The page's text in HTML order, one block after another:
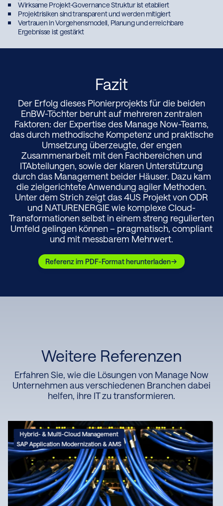
Lernzyklen sind verkürzt, Agilität und Veränderungskapazität
sind gesteigert
Wirksame Projekt-Governance Struktur ist etabliert
Projektrisiken sind transparent und werden mitigiert
Ergebnisse ist gestärkt
Fazit
Der Erfolg dieses Pionierprojekts für die beiden
EnBW-Töchter beruht auf mehreren zentralen
Faktoren: der Expertise des Manage Now-Teams,
das durch methodische Kompetenz und
praktische Umsetzung überzeugte, der engen
Zusammenarbeit mit den Fachbereichen und
ITAbteilungen, sowie der klaren Unterstützung
durch das Management beider Häuser. Dazu kam
die zielgerichtete Anwendung agiler Methoden.
Unter dem Strich zeigt das 4US Projekt von ODR
und NATURENERGIE wie komplexe Cloud-
Transformationen selbst in einem streng
pragmatisch, compliant und mit messbarem
Mehrwert.
Weitere Referenzen
Erfahren Sie, wie die Lösungen von Manage Now
helfen, ihre IT zu transformieren.
Hybrid- & Multi-Cloud Management
SAP Application Modernization & AMS